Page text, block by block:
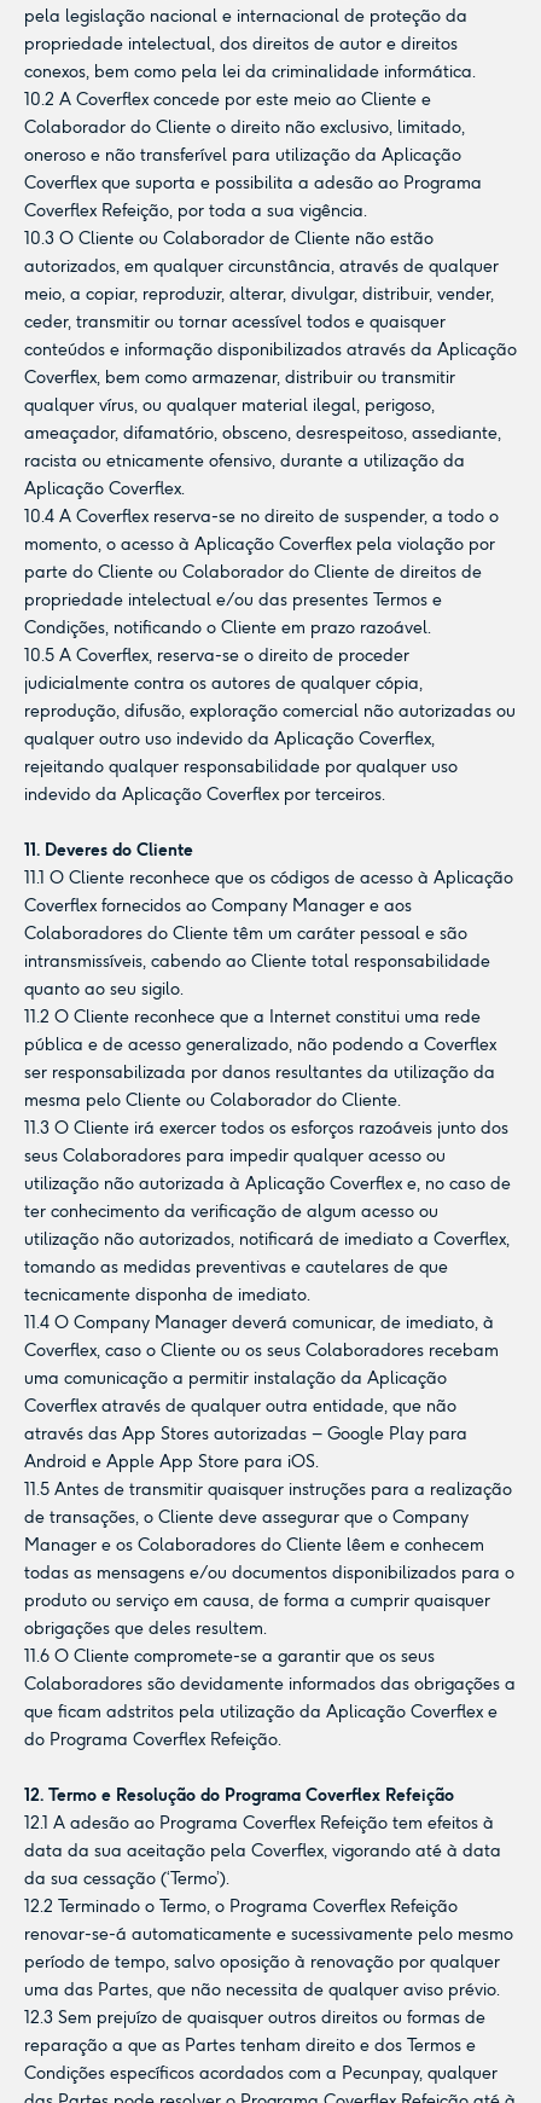
pela legislação nacional e internacional de proteção da
propriedade intelectual, dos direitos de autor e direitos
conexos, bem como pela lei da criminalidade informática.
10.2 A Coverflex concede por este meio ao Cliente e
Colaborador do Cliente o direito não exclusivo, limitado,
oneroso e não transferível para utilização da Aplicação
Coverflex que suporta e possibilita a adesão ao Programa
Coverflex Refeição, por toda a sua vigência.
10.3 O Cliente ou Colaborador de Cliente não estão
autorizados, em qualquer circunstância, através de qualquer
meio, a copiar, reproduzir, alterar, divulgar, distribuir, vender,
ceder, transmitir ou tornar acessível todos e quaisquer
conteúdos e informação disponibilizados através da Aplicação
Coverflex, bem como armazenar, distribuir ou transmitir
qualquer vírus, ou qualquer material ilegal, perigoso,
ameaçador, difamatório, obsceno, desrespeitoso, assediante,
racista ou etnicamente ofensivo, durante a utilização da
Aplicação Coverflex.
10.4 A Coverflex reserva-se no direito de suspender, a todo o
momento, o acesso à Aplicação Coverflex pela violação por
parte do Cliente ou Colaborador do Cliente de direitos de
propriedade intelectual e/ou das presentes Termos e
Condições, notificando o Cliente em prazo razoável.
10.5 A Coverflex, reserva-se o direito de proceder
judicialmente contra os autores de qualquer cópia,
reprodução, difusão, exploração comercial não autorizadas ou
qualquer outro uso indevido da Aplicação Coverflex,
rejeitando qualquer responsabilidade por qualquer uso
indevido da Aplicação Coverflex por terceiros.
11. Deveres do Cliente
11.1 O Cliente reconhece que os códigos de acesso à Aplicação
Coverflex fornecidos ao Company Manager e aos
Colaboradores do Cliente têm um caráter pessoal e são
intransmissíveis, cabendo ao Cliente total responsabilidade
quanto ao seu sigilo.
11.2 O Cliente reconhece que a Internet constitui uma rede
pública e de acesso generalizado, não podendo a Coverflex
ser responsabilizada por danos resultantes da utilização da
mesma pelo Cliente ou Colaborador do Cliente.
11.3 O Cliente irá exercer todos os esforços razoáveis junto dos
seus Colaboradores para impedir qualquer acesso ou
utilização não autorizada à Aplicação Coverflex e, no caso de
ter conhecimento da verificação de algum acesso ou
utilização não autorizados, notificará de imediato a Coverflex,
tomando as medidas preventivas e cautelares de que
tecnicamente disponha de imediato.
11.4 O Company Manager deverá comunicar, de imediato, à
Coverflex, caso o Cliente ou os seus Colaboradores recebam
uma comunicação a permitir instalação da Aplicação
Coverflex através de qualquer outra entidade, que não
através das App Stores autorizadas – Google Play para
Android e Apple App Store para iOS.
11.5 Antes de transmitir quaisquer instruções para a realização
de transações, o Cliente deve assegurar que o Company
Manager e os Colaboradores do Cliente lêem e conhecem
todas as mensagens e/ou documentos disponibilizados para o
produto ou serviço em causa, de forma a cumprir quaisquer
obrigações que deles resultem.
11.6 O Cliente compromete-se a garantir que os seus
Colaboradores são devidamente informados das obrigações a
que ficam adstritos pela utilização da Aplicação Coverflex e
do Programa Coverflex Refeição.
12. Termo e Resolução do Programa Coverflex Refeição
12.1 A adesão ao Programa Coverflex Refeição tem efeitos à
data da sua aceitação pela Coverflex, vigorando até à data
da sua cessação (‘Termo’).
12.2 Terminado o Termo, o Programa Coverflex Refeição
renovar-se-á automaticamente e sucessivamente pelo mesmo
período de tempo, salvo oposição à renovação por qualquer
uma das Partes, que não necessita de qualquer aviso prévio.
12.3 Sem prejuízo de quaisquer outros direitos ou formas de
reparação a que as Partes tenham direito e dos Termos e
Condições específicos acordados com a Pecunpay, qualquer